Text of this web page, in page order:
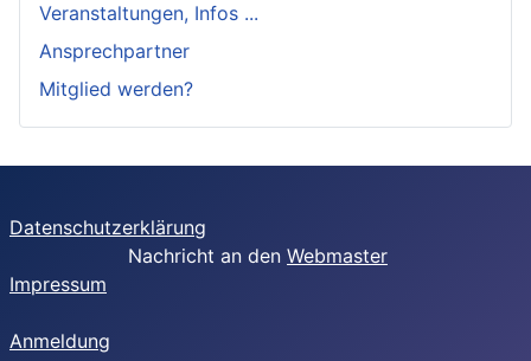
Veranstaltungen, Infos ...
Ansprechpartner
Mitglied werden?
Datenschutzerklärung
Nachricht an den Webmaster
Impressum
Anmeldung